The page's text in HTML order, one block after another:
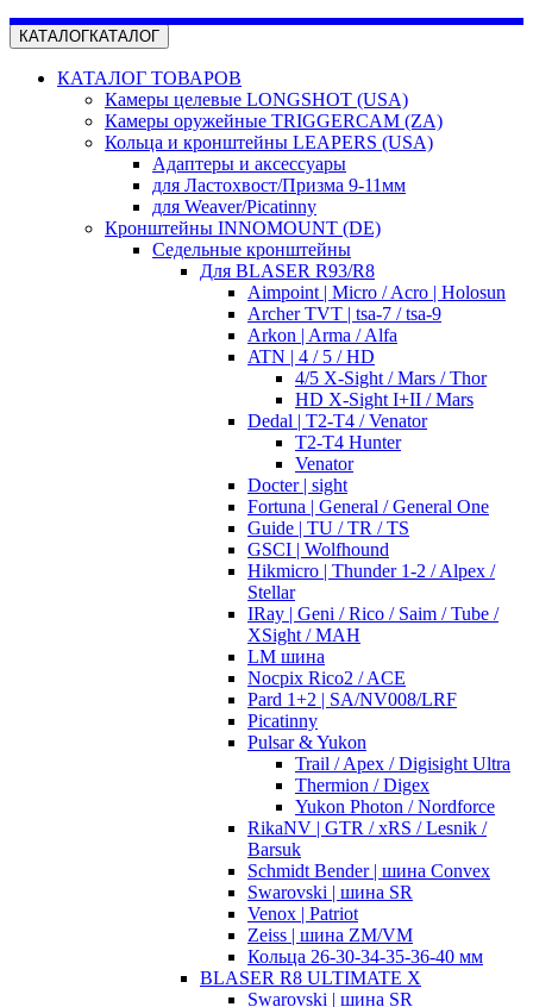
КАТАЛОГКАТАЛОГ
КАТАЛОГ ТОВАРОВ
Камеры целевые LONGSHOT (USA)
Камеры оружейные TRIGGERCAM (ZA)
Кольца и кронштейны LEAPERS (USA)
Адаптеры и аксессуары
для Ластохвост/Призма 9-11мм
для Weaver/Picatinny
Кронштейны INNOMOUNT (DE)
Седельные кронштейны
Для BLASER R93/R8
Aimpoint | Micro / Acro | Holosun
Archer TVT | tsa-7 / tsa-9
Arkon | Arma / Alfa
ATN | 4 / 5 / HD
4/5 X-Sight / Mars / Thor
HD X-Sight I+II / Mars
Dedal | T2-T4 / Venator
T2-T4 Hunter
Venator
Docter | sight
Fortuna | General / General One
Guide | TU / TR / TS
GSCI | Wolfhound
Hikmicro | Thunder 1-2 / Alpex /
Stellar
IRay | Geni / Rico / Saim / Tube /
XSight / MAH
LM шина
Nocpix Rico2 / ACE
Pard 1+2 | SA/NV008/LRF
Picatinny
Pulsar & Yukon
Trail / Apex / Digisight Ultra
Thermion / Digex
Yukon Photon / Nordforce
RikaNV | GTR / xRS / Lesnik /
Barsuk
Schmidt Bender | шина Convex
Swarovski | шина SR
Venox | Patriot
Zeiss | шина ZM/VM
Кольца 26-30-34-35-36-40 мм
BLASER R8 ULTIMATE X
Swarovski | шина SR